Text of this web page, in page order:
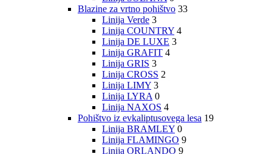
Blazine za vrtno pohištvo 33
Linija Verde 3
Linija COUNTRY 4
Linija DE LUXE 3
Linija GRAFIT 4
Linija GRIS 3
Linija CROSS 2
Linija LIMY 3
Linija LYRA 0
Linija NAXOS 4
Pohištvo iz evkaliptusovega lesa 19
Linija BRAMLEY 0
Linija FLAMINGO 9
Linija ORLANDO 9